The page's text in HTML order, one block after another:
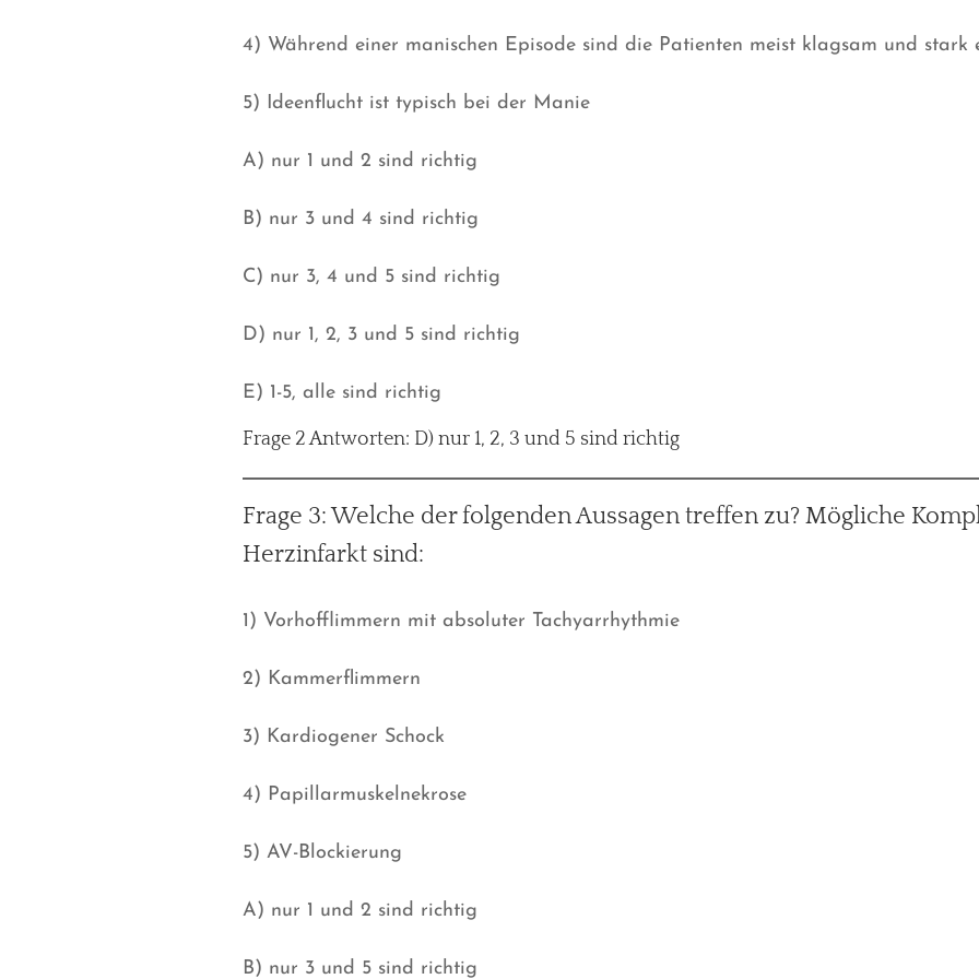
4) Während einer manischen Episode sind die Patienten meist klagsam und stark
5) Ideenflucht ist typisch bei der Manie
A) nur 1 und 2 sind richtig
B) nur 3 und 4 sind richtig
C) nur 3, 4 und 5 sind richtig
D) nur 1, 2, 3 und 5 sind richtig
E) 1-5, alle sind richtig
Frage 2 Antworten: D) nur 1, 2, 3 und 5 sind richtig
Frage 3: Welche der folgenden Aussagen treffen zu? Mögliche
Herzinfarkt sind:
1) Vorhofflimmern mit absoluter Tachyarrhythmie
2) Kammerflimmern
3) Kardiogener Schock
4) Papillarmuskelnekrose
5) AV-Blockierung
A) nur 1 und 2 sind richtig
B) nur 3 und 5 sind richtig